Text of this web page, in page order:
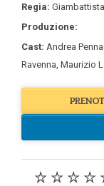
Regia:
Produzione:
Cast: Andrea
Ravenna, Maurizio